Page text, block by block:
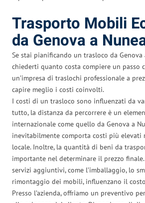
Trasporto Mobili
da Genova a
Se stai pianificando un trasloco da
chiederti quanto costa compiere un passo
un’impresa di traslochi professionale a
capire meglio i costi coinvolti.
I costi di un trasloco sono influenzati da
tutto, la distanza da percorrere è un
internazionale come quello da Genova a
inevitabilmente comporta costi più elevati
locale. Inoltre, la quantità di beni da
importante nel determinare il prezzo
servizi aggiuntivi, come l’imballaggio, lo
rimontaggio dei mobili, influenzano il
Presso l’azienda, offriamo un preventivo